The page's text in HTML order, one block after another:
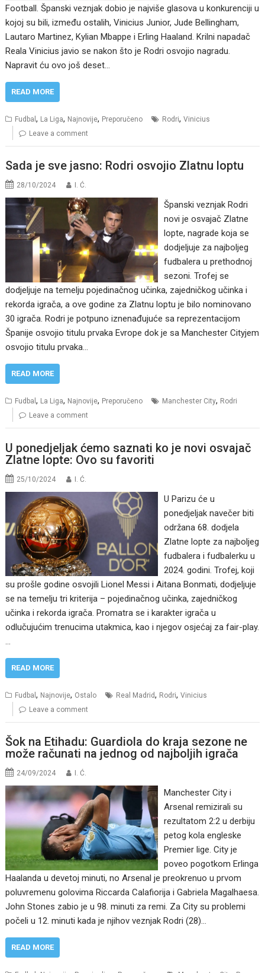
Football. Španski veznjak dobio je najviše glasova u konkurenciji u
kojoj su bili, između ostalih, Vinicius Junior, Jude Bellingham,
Lautaro Martinez, Kylian Mbappe i Erling Haaland. Krilni napadač
Reala Vinicius javio se nakon što je Rodri osvojio nagradu.
Napravit ću ovo još deset…
READ MORE
Fudbal, La Liga, Najnovije, Preporučeno Rodri,Vinicius
Leave a comment
Sada je sve jasno: Rodri osvojio Zlatnu loptu
28/10/2024 I. Ć.
Španski veznjak Rodri
novi je osvajač Zlatne
lopte, nagrade koja se
dodjeljuje za najboljeg
fudbalera u prethodnoj
sezoni. Trofej se
dodjeljuje na temelju pojedinačnog učinka, zajedničkog učinka i
rekorda igrača, a ove godine za Zlatnu loptu je bilo nominovano
30 igrača. Rodri je potpuno iznenađujuće sa reprezentacijom
Španije osvojio titulu prvaka Evrope dok je sa Manchester Cityjem
osvojio titulu prvaka…
READ MORE
Fudbal, La Liga, Najnovije, Preporučeno Manchester City, Rodri
Leave a comment
U ponedjeljak ćemo saznati ko je novi osvajač
Zlatne lopte: Ovo su favoriti
25/10/2024 I. Ć.
U Parizu će u
ponedjeljak navečer biti
održana 68. dodjela
Zlatne lopte za najboljeg
fudbalera i fudbalerku u
2024. godini. Trofej, koji
su prošle godine osvojili Lionel Messi i Aitana Bonmati, dodjeljuje
se na temelju tri kriterija – pojedinačnog učinka, zajedničkog
učinka i rekorda igrača. Promatra se i karakter igrača u
odlučujućim trenucima utakmica, kao i njegov osjećaj za fair-play.
…
READ MORE
Fudbal, Najnovije, Ostalo Real Madrid, Rodri,Vinicius
Leave a comment
Šok na Etihadu: Guardiola do kraja sezone ne
može računati na jednog od najboljih igrača
24/09/2024 I. Ć.
Manchester City i
Arsenal remizirali su
rezultatom 2:2 u derbiju
petog kola engleske
Premier lige. City je
poveo pogotkom Erlinga
Haalanda u devetoj minuti, no Arsenal je preokrenuo u prvom
poluvremenu golovima Riccarda Calafiorija i Gabriela Magalhaesa.
John Stones zabio je u 98. minuti za remi. Za City su problemi
počeli u 12. minuti kada je njihov veznjak Rodri (28)…
READ MORE